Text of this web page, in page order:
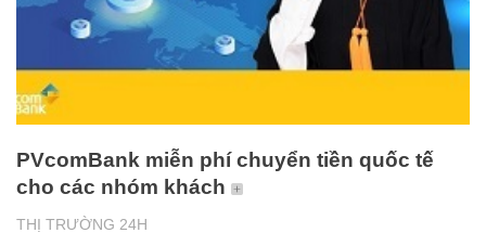
THỊ TRƯỜNG 24H
PVcomBank miễn phí chuyển tiền quốc tế
cho các nhóm khách